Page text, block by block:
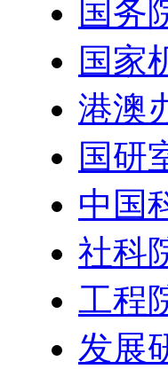
国务
国家
港澳
国研
中国
社科
工程
发展